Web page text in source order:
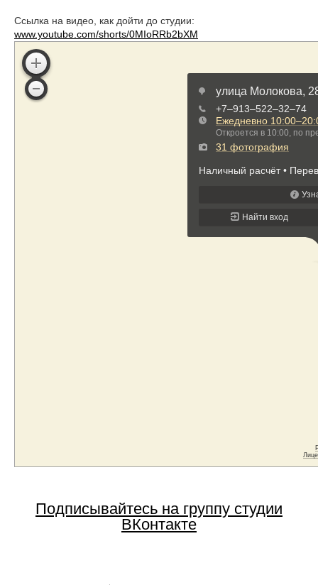
Ссылка на видео, как дойти до студии:
www.youtube.com/shorts/0MIoRRb2bXM
Подписывайтесь на группу студии
ВКонтакте